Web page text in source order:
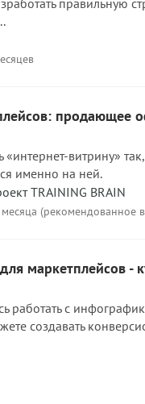
правильную
продающее
«интернет-витрину»
именно на ней.
TRAINING BRAIN
(рекомендованное
маркетплейсов -
работать с
создавать